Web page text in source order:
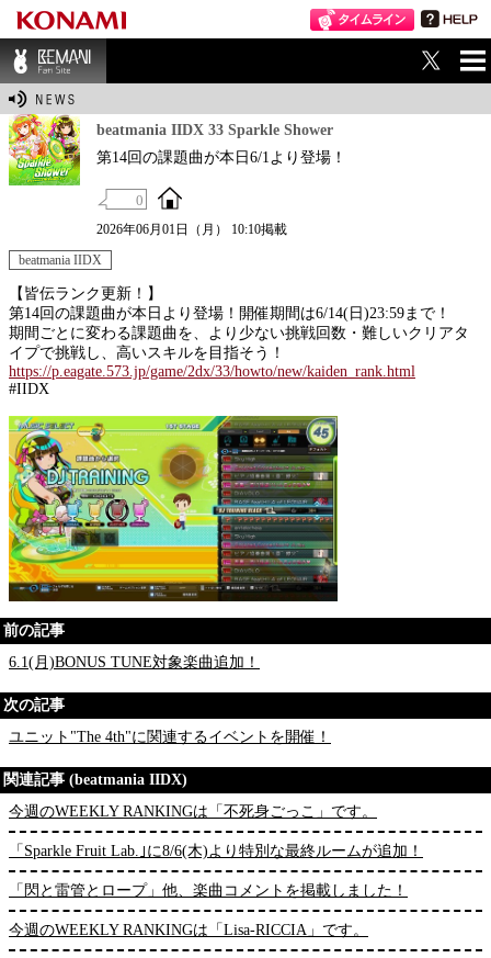
BEMANI Fan Sit
beatmania IIDX 33 Sparkle Shower
第14回の課題曲が本日6/1より登場！
0
2026年06月01日（月） 10:10掲載
beatmania IIDX
【皆伝ランク更新！】
第14回の課題曲が本日より登場！開催期間は6/14(日)23:59まで！
期間ごとに変わる課題曲を、より少ない挑戦回数・難しいクリアタ
イプで挑戦し、高いスキルを目指そう！
https://p.eagate.573.jp/game/2dx/33/howto/new/kaiden_rank.html
#IIDX
前の記事
6.1(月)BONUS TUNE対象楽曲追加！
次の記事
ユニット"The 4th"に関連するイベントを開催！
関連記事 (beatmania IIDX)
今週のWEEKLY RANKINGは「不死身ごっこ」です。
「Sparkle Fruit Lab.｣に8/6(木)より特別な最終ルームが追加！
「閃と雷管とロープ」他、楽曲コメントを掲載しました！
今週のWEEKLY RANKINGは「Lisa-RICCIA」です。